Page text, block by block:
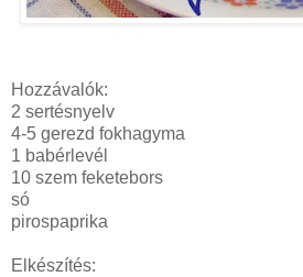
Hozzávalók:
2 sertésnyelv
4-5 gerezd fokhagyma
1 babérlevél
10 szem feketebors
só
pirospaprika
Elkészítés: